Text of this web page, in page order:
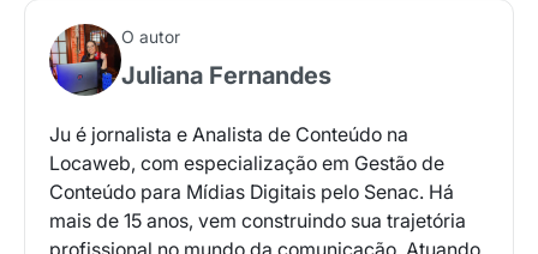
O autor
Juliana Fernandes
Ju é jornalista e Analista de Conteúdo na
Locaweb, com especialização em Gestão de
Conteúdo para Mídias Digitais pelo Senac. Há
mais de 15 anos, vem construindo sua trajetória
profissional no mundo da comunicação. Atuando